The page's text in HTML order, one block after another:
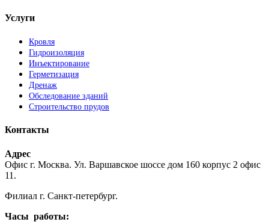
Услуги
Кровля
Гидроизоляция
Инъектирование
Герметизация
Дренаж
Обследование зданий
Строительство прудов
Контакты
Адрес
Офис г. Москва. Ул. Варшавское шоссе дом 160 корпус 2 офис
11.
Филиал г. Санкт-петербург.
Часы работы: